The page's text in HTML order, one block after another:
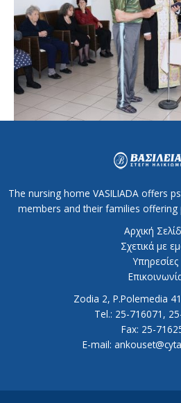
The nursing home VASILIADA offers
members and their families offering
Αρχική
Σχετικά με
Υπηρεσίες
Zodia 2, P.Polemedia
Tel.: 25-716071,
Fax: 25-
E-mail: